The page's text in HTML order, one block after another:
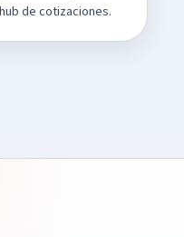
de cotizaciones.